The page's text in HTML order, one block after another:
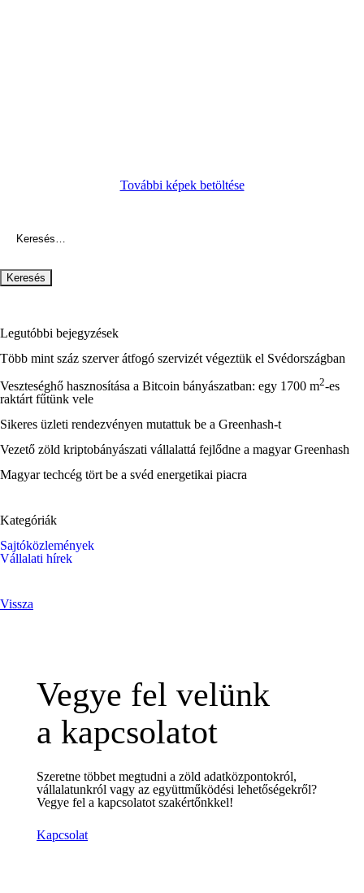
További képek betöltése
Legutóbbi bejegyzések
Több mint száz szerver átfogó szervizét végeztük el Svédországban
Veszteséghő hasznosítása a Bitcoin bányászatban: egy 1700 m2-es
raktárt fűtünk vele
Sikeres üzleti rendezvényen mutattuk be a Greenhash-t
Vezető zöld kriptobányászati vállalattá fejlődne a magyar Greenhash
Magyar techcég tört be a svéd energetikai piacra
Kategóriák
Sajtóközlemények
Vállalati hírek
Vissza
Vegye fel velünk
a kapcsolatot
Szeretne többet megtudni a zöld adatközpontokról,
vállalatunkról vagy az együttműködési lehetőségekről?
Vegye fel a kapcsolatot szakértőnkkel!
Kapcsolat